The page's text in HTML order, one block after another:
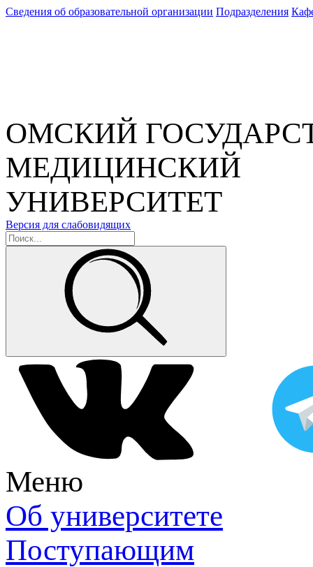
Сведения об образовательной организации Подразделения
ОМСКИЙ
МЕДИЦИНСКИЙ
УНИВЕРСИТЕТ
Версия для слабовидящих
Меню
Об университете
Поступающим